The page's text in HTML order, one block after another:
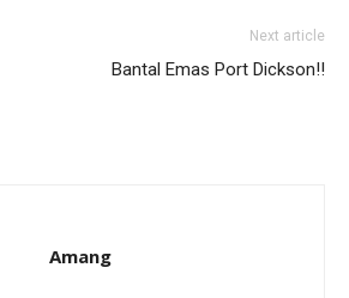
Next article
Bantal Emas Port Dickson!!
Amang